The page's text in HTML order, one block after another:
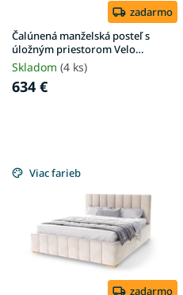
u
k
t
o
zadarmo
Čalúnená manželská posteľ s
úložným priestorom Velo
180x200 - béžová Anthology
Skladom (4 ks)
634 €
Viac farieb
zadarmo